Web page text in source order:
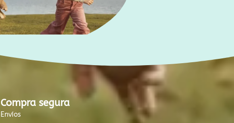
Compra segura
Envíos